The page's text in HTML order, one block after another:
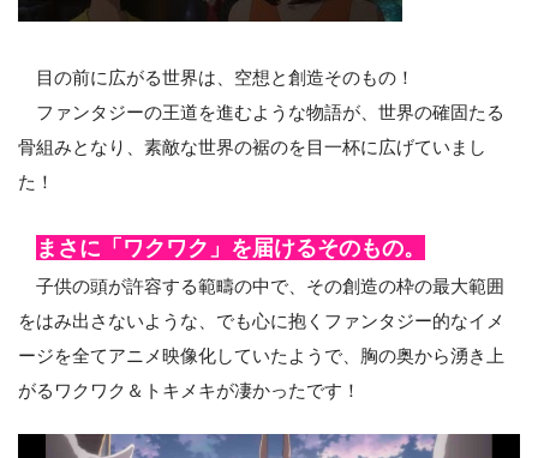
目の前に広がる世界は、空想と創造そのもの！
ファンタジーの王道を進むような物語が、世界の確固たる
骨組みとなり、素敵な世界の裾のを目一杯に広げていまし
た！
まさに「ワクワク」を届けるそのもの。
子供の頭が許容する範疇の中で、その創造の枠の最大範囲
をはみ出さないような、でも心に抱くファンタジー的なイメ
ージを全てアニメ映像化していたようで、胸の奥から湧き上
がるワクワク＆トキメキが凄かったです！